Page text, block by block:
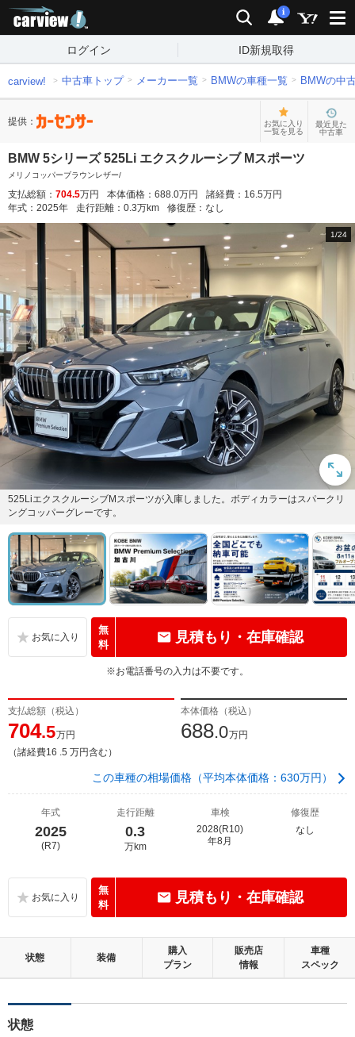
検索 通知
i
ログイン ID新規取得
carview! 中古車トップ メーカー一覧 BMWの車種一覧 BMWの中
提供：
お気に入り
一覧を見る
最近見た
中古車
BMW 5シリーズ 525Li エクスクルーシブ Mスポーツ
メリノコッパーブラウンレザー/
支払総額： 704.5万円 本体価格： 688.0万円 諸経費： 16.5万円
年式： 2025年 走行距離： 0.3万km 修復歴： なし
1/24
525LiエクスクルーシブMスポーツが入庫しました。ボディカラーはスパークリ
ングコッパーグレーです。
無
料
見積もり・在庫確認
※お電話番号の入力は不要です。
支払総額（税込）
704.5万円
（諸経費16 .5 万円含む）
本体価格（税込）
688.0万円
この車種の相場価格（平均本体価格：630万円）
年式
2025
(R7)
走行距離
0.3
万km
車検
2028(R10)
年8月
修復歴
なし
無
料
見積もり・在庫確認
状態 装備
購入
プラン
販売店
情報
車種
スペック
状態